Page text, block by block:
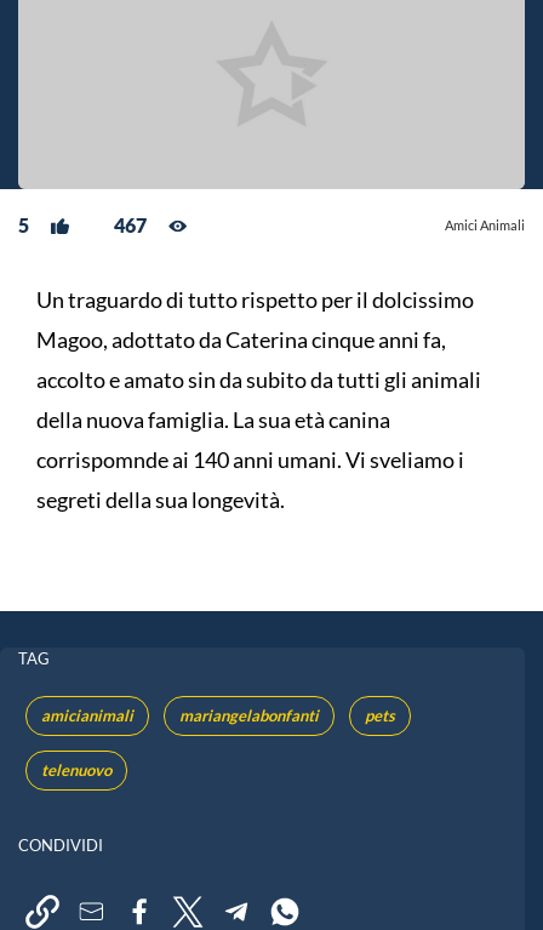
5 467 Amici Animali
Un traguardo di tutto rispetto per il dolcissimo
Magoo, adottato da Caterina cinque anni fa,
accolto e amato sin da subito da tutti gli animali
della nuova famiglia. La sua età canina
corrispomnde ai 140 anni umani. Vi sveliamo i
segreti della sua longevità.
TAG
amicianimali mariangelabonfanti pets
telenuovo
CONDIVIDI